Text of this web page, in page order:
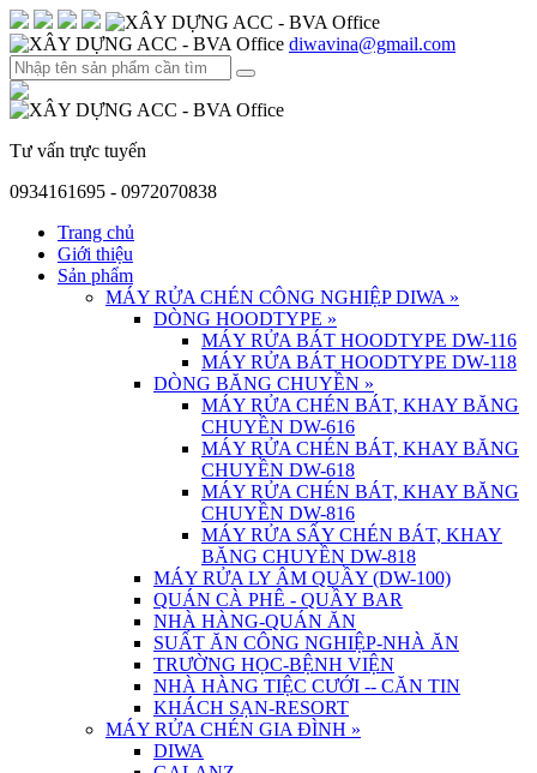
diwavina@gmail.com
Tư vấn trực tuyến
0934161695 - 0972070838
Trang chủ
Giới thiệu
Sản phẩm
MÁY RỬA CHÉN CÔNG NGHIỆP DIWA »
DÒNG HOODTYPE »
MÁY RỬA BÁT HOODTYPE DW-116
MÁY RỬA BÁT HOODTYPE DW-118
DÒNG BĂNG CHUYỀN »
MÁY RỬA CHÉN BÁT, KHAY BĂNG
CHUYỀN DW-616
MÁY RỬA CHÉN BÁT, KHAY BĂNG
CHUYỀN DW-618
MÁY RỬA CHÉN BÁT, KHAY BĂNG
CHUYỀN DW-816
MÁY RỬA SẤY CHÉN BÁT, KHAY
BĂNG CHUYỀN DW-818
MÁY RỬA LY ÂM QUẦY (DW-100)
QUÁN CÀ PHÊ - QUẦY BAR
NHÀ HÀNG-QUÁN ĂN
SUẤT ĂN CÔNG NGHIỆP-NHÀ ĂN
TRƯỜNG HỌC-BỆNH VIỆN
NHÀ HÀNG TIỆC CƯỚI -- CĂN TIN
KHÁCH SẠN-RESORT
MÁY RỬA CHÉN GIA ĐÌNH »
DIWA